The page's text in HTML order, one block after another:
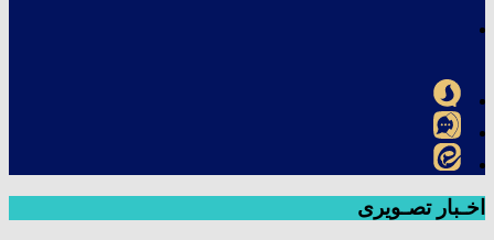
اخـبار تصـویری